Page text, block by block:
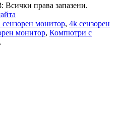
Всички права запазени.
монитор, 4k сензорен
монитор, Компютри с
,